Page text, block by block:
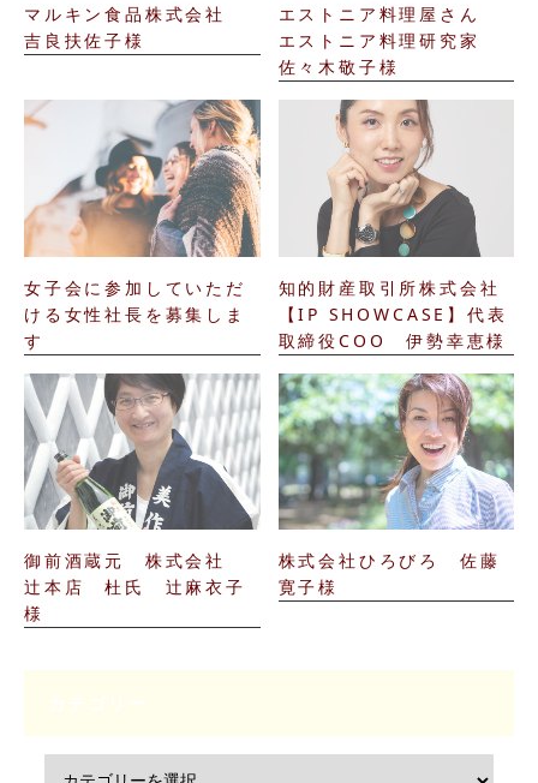
マルキン食品株式会社
吉良扶佐子様
エストニア料理屋さん
エストニア料理研究家
佐々木敬子様
女子会に参加していただ
ける女性社長を募集しま
す
知的財産取引所株式会社
【IP SHOWCASE】代表
取締役COO 伊勢幸恵様
御前酒蔵元 株式会社
辻本店 杜氏 辻麻衣子
様
株式会社ひろびろ 佐藤
寛子様